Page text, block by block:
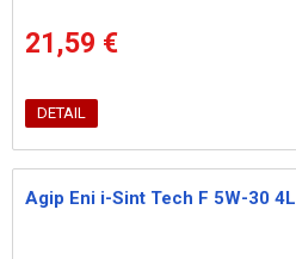
21,59 €
DETAIL
Agip Eni i-Sint Tech F 5W-30 4L